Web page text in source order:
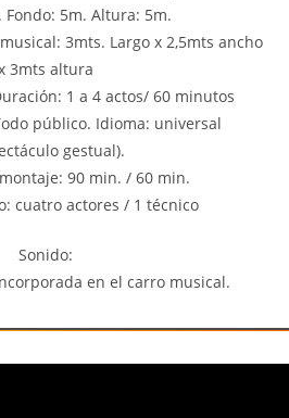
Fondo: 5m. Altura: 5m.
3mts. Largo x 2,5mts ancho
3mts altura
1 a 4 actos/ 60 minutos
público. Idioma: universal
gestual).
90 min. / 60 min.
cuatro actores / 1 técnico
Sonido:
en el carro musical.